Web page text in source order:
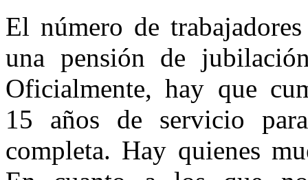
El número de
una pensión de
Oficialmente, hay que
15 años de servicio
completa. Hay quienes